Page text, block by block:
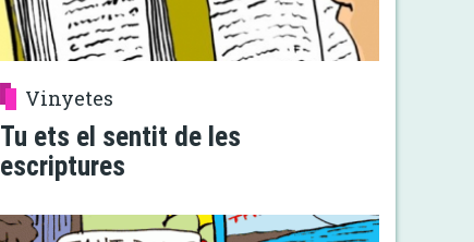
Vinyetes
Tu ets el sentit de les
escriptures